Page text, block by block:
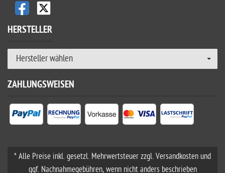
HERSTELLER
Hersteller wählen
ZAHLUNGSWEISEN
* Alle Preise inkl. gesetzl. Mehrwertsteuer zzgl. Versandkosten und
ggf. Nachnahmegebühren, wenn nicht anders beschrieben